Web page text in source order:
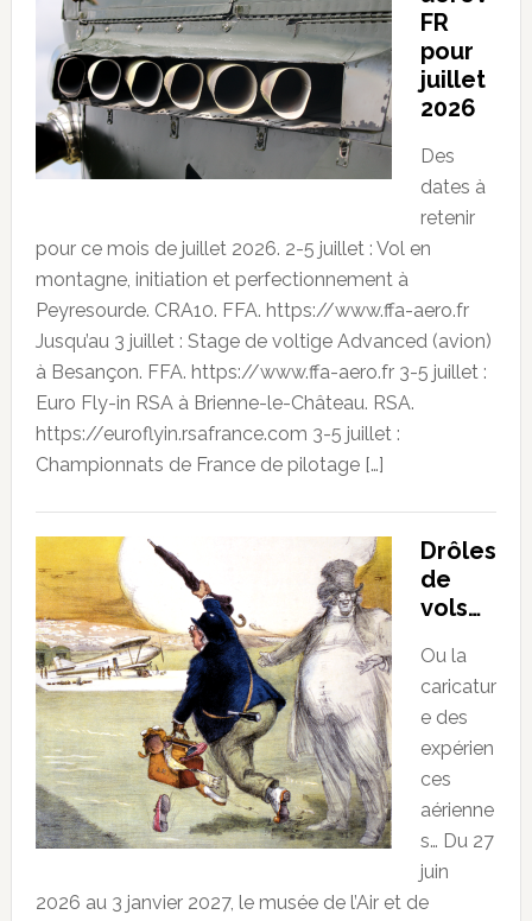
FR
pour
juillet
2026
Des
dates à
retenir
pour ce mois de juillet 2026. 2-5 juillet : Vol en
montagne, initiation et perfectionnement à
Peyresourde. CRA10. FFA. https://www.ffa-aero.fr
Jusqu’au 3 juillet : Stage de voltige Advanced (avion)
à Besançon. FFA. https://www.ffa-aero.fr 3-5 juillet :
Euro Fly-in RSA à Brienne-le-Château. RSA.
https://euroflyin.rsafrance.com 3-5 juillet :
Championnats de France de pilotage […]
Drôles
de
vols…
Ou la
caricatur
e des
expérien
ces
aérienne
s… Du 27
juin
2026 au 3 janvier 2027, le musée de l’Air et de